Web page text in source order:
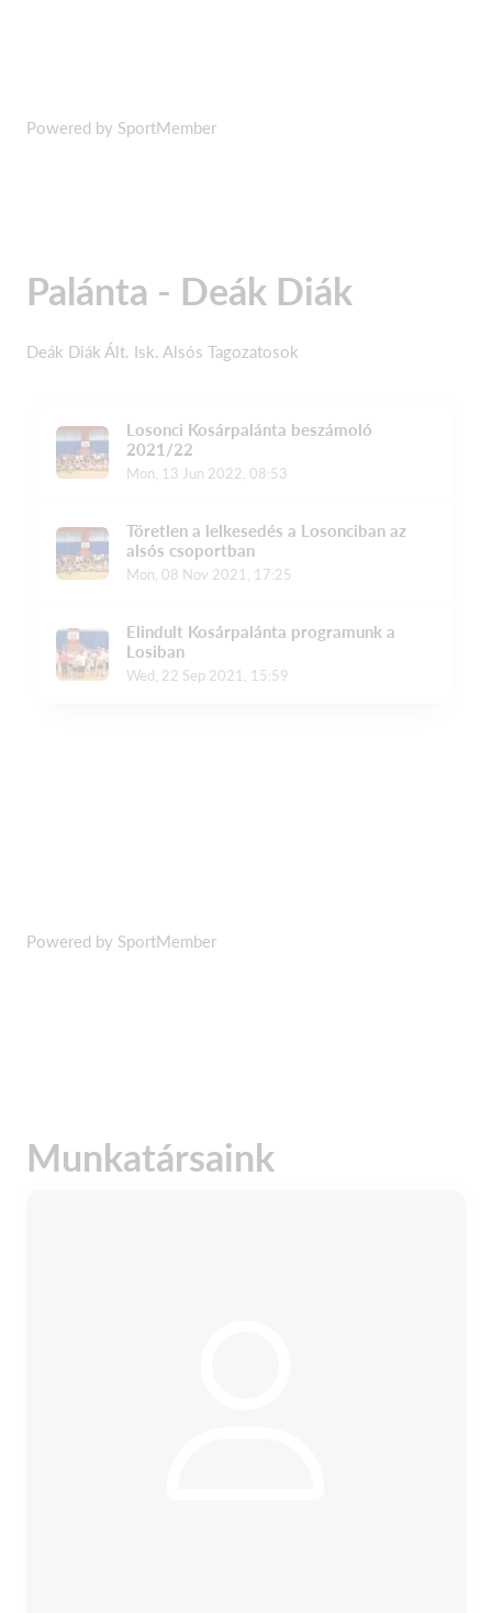
Powered by SportMember
Palánta - Deák Diák
Deák Diák Ált. Isk. Alsós Tagozatosok
Powered by SportMember
Munkatársaink